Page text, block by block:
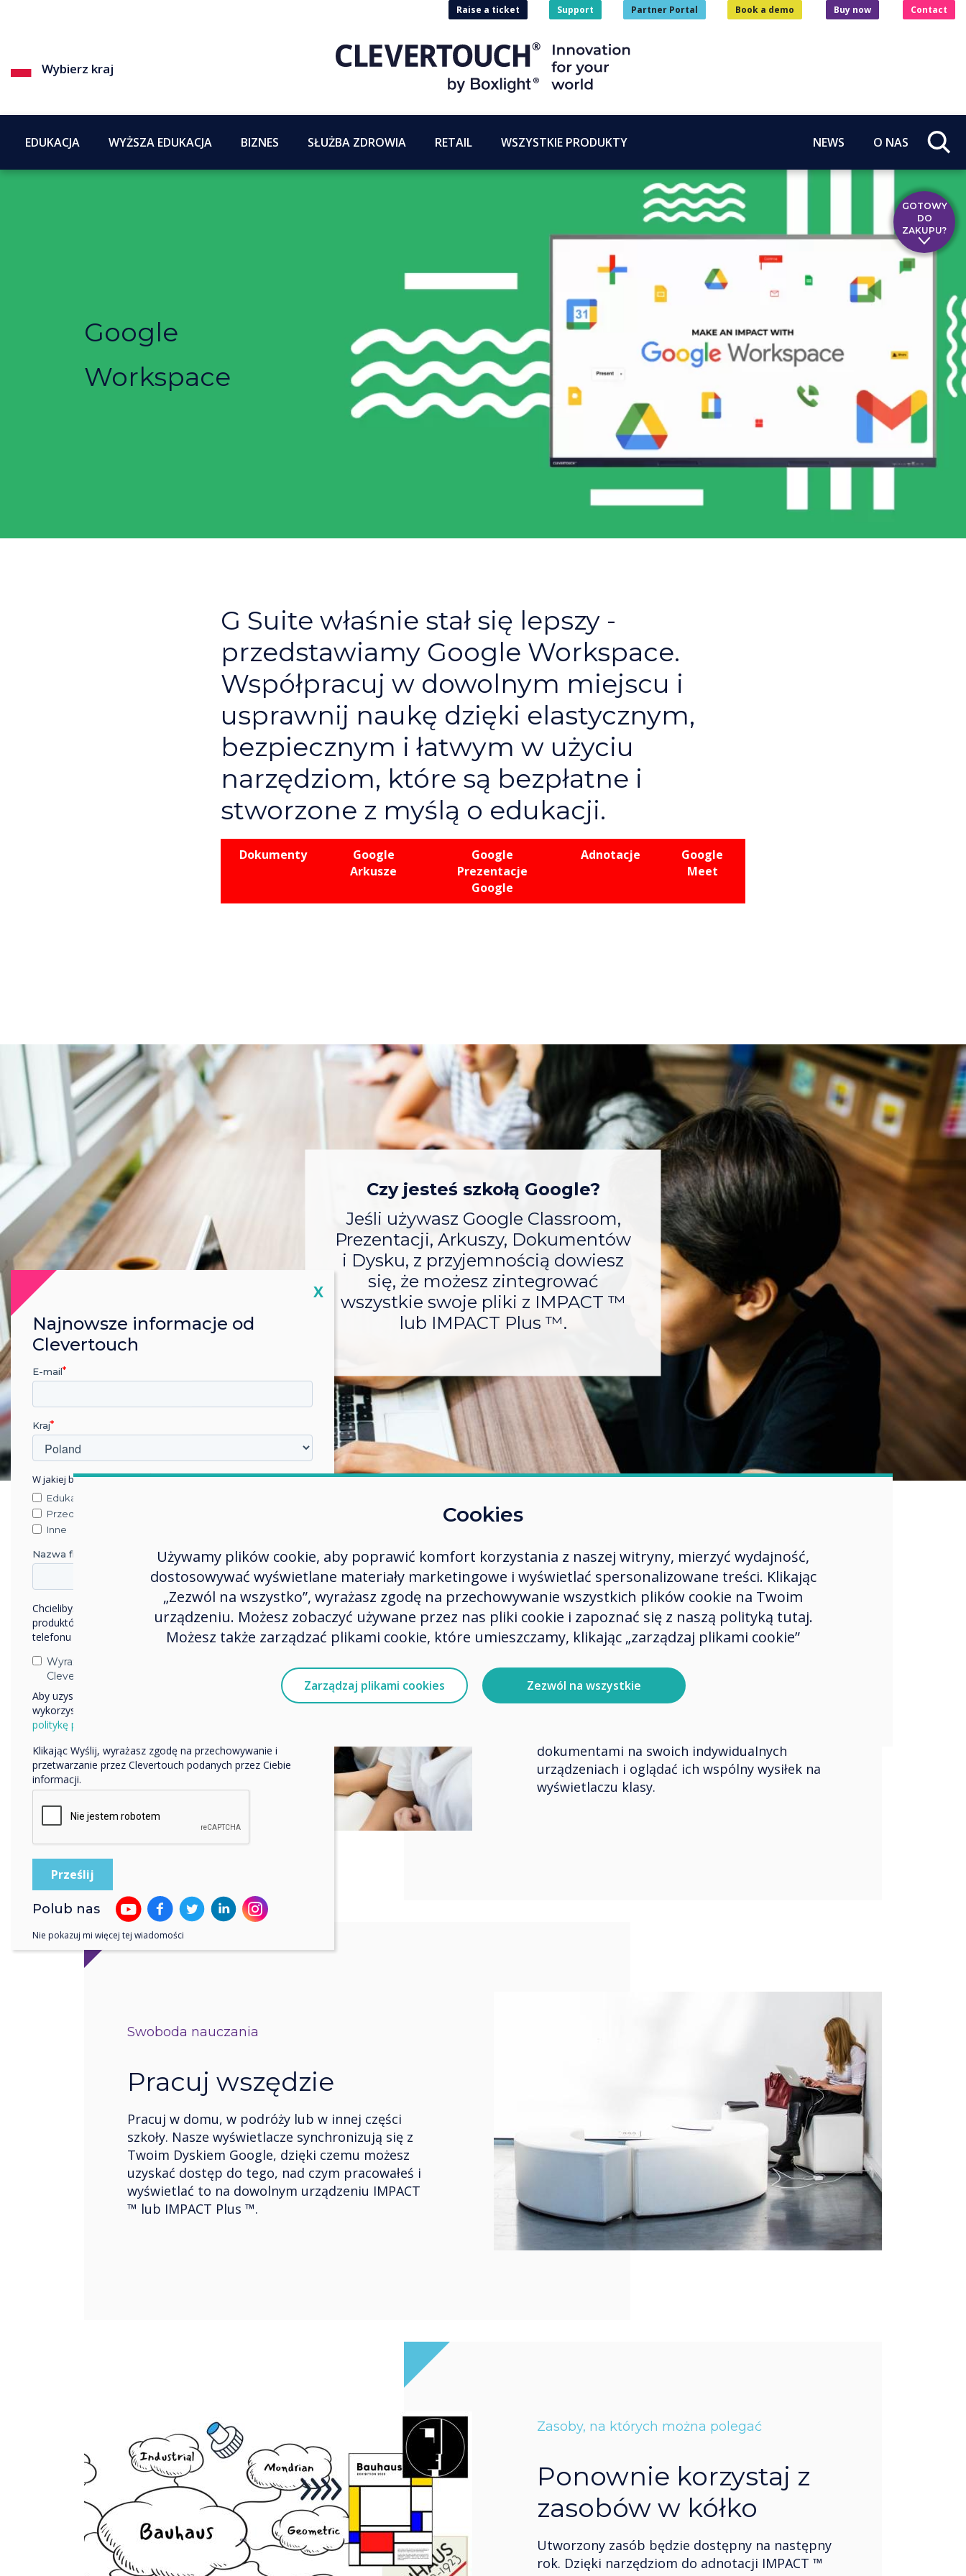
Wybierz kraj
Raise a ticket Support Partner Portal Book a demo Buy now Contact
EDUKACJA WYŻSZA EDUKACJA BIZNES SŁUŻBA ZDROWIA RETAIL WSZYSTKIE PRODUKTY NEWS O NAS
Google
Workspace
G Suite właśnie stał się lepszy -
przedstawiamy Google Workspace.
Współpracuj w dowolnym miejscu i
usprawnij naukę dzięki elastycznym,
bezpiecznym i łatwym w użyciu
narzędziom, które są bezpłatne i
stworzone z myślą o edukacji.
Dokumenty
Google
Arkusze
Google
Prezentacje
Google
Adnotacje
Google
Meet
Czy jesteś szkołą Google?
Jeśli używasz Google Classroom,
Prezentacji, Arkuszy, Dokumentów
i Dysku, z przyjemnością dowiesz
się, że możesz zintegrować
wszystkie swoje pliki z IMPACT ™
lub IMPACT Plus ™.
Swoboda uczenia się
Współpracuj w
dowolnym miejscu
dokumentami na swoich indywidualnych
urządzeniach i oglądać ich wspólny wysiłek na
wyświetlaczu klasy.
Swoboda nauczania
Pracuj wszędzie
Pracuj w domu, w podróży lub w innej części
szkoły. Nasze wyświetlacze synchronizują się z
Twoim Dyskiem Google, dzięki czemu możesz
uzyskać dostęp do tego, nad czym pracowałeś i
wyświetlać to na dowolnym urządzeniu IMPACT
™ lub IMPACT Plus ™.
Zasoby, na których można polegać
Ponownie korzystaj z
zasobów w kółko
Utworzony zasób będzie dostępny na następny
rok. Dzięki narzędziom do adnotacji IMPACT ™
GOTOWY
DO
ZAKUPU?
Cookies
Używamy plików cookie, aby poprawić komfort korzystania z naszej witryny, mierzyć wydajność,
dostosowywać wyświetlane materiały marketingowe i wyświetlać spersonalizowane treści. Klikając
„Zezwól na wszystko”, wyrażasz zgodę na przechowywanie wszystkich plików cookie na Twoim
urządzeniu. Możesz zobaczyć używane przez nas pliki cookie i zapoznać się z naszą polityką tutaj.
Możesz także zarządzać plikami cookie, które umieszczamy, klikając „zarządzaj plikami cookie”
Zarządzaj plikami cookies Zezwól na wszystkie
Close
X
Najnowsze informacje od
Clevertouch
E-mail
Kraj
W jakiej branży pracujesz?
Edukacja
Przedsiębiorstwo
Inne
Nazwa firmy
Chcielibyśmy się z Tobą skontaktować w sprawie naszych
produktów i usług za pośrednictwem poczty elektronicznej,
telefonu lub poczty.
Wyrażam zgodę na otrzymywanie informacji od
Clevertouch.
Aby uzyskać informacje o tym, jak gromadzimy i
wykorzystujemy Twoje dane osobowe, odwiedź naszą
politykę prywatności.
Klikając Wyślij, wyrażasz zgodę na przechowywanie i
przetwarzanie przez Clevertouch podanych przez Ciebie
informacji.
Polub nas
Nie pokazuj mi więcej tej wiadomości